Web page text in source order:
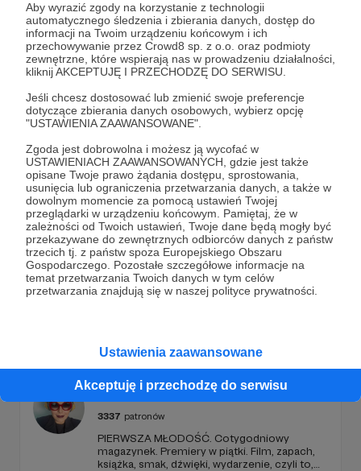
Aby wyrazić zgody na korzystanie z technologii
automatycznego śledzenia i zbierania danych, dostęp do
informacji na Twoim urządzeniu końcowym i ich
przechowywanie przez Crowd8 sp. z o.o. oraz podmioty
zewnętrzne, które wspierają nas w prowadzeniu działalności,
kliknij AKCEPTUJĘ I PRZECHODZĘ DO SERWISU.
Jeśli chcesz dostosować lub zmienić swoje preferencje
dotyczące zbierania danych osobowych, wybierz opcję
"USTAWIENIA ZAAWANSOWANE".
Zgoda jest dobrowolna i możesz ją wycofać w
USTAWIENIACH ZAAWANSOWANYCH, gdzie jest także
opisane Twoje prawo żądania dostępu, sprostowania,
usunięcia lub ograniczenia przetwarzania danych, a także w
dowolnym momencie za pomocą ustawień Twojej
przeglądarki w urządzeniu końcowym. Pamiętaj, że w
zależności od Twoich ustawień, Twoje dane będą mogły być
przekazywane do zewnętrznych odbiorców danych z państw
trzecich tj. z państw spoza Europejskiego Obszaru
Gospodarczego. Pozostałe szczegółowe informacje na
temat przetwarzania Twoich danych w tym celów
przetwarzania znajdują się w naszej polityce prywatności.
Ustawienia zaawansowane
Akceptuję i przechodzę do serwisu
Wesprzyj działalność AutoraTROPEM WAJRAKA
teraz!
Zostań Patronem
Promowani autorzy
Podcastex
629 patronów 22844 zł miesięcznie
Niekoniecznie nostalgiczny podcast o latach
"Popland"). Wizuale i muzyka: Michał
Tadeusz Drozda.
Karolina Korwin Piotrowska
3337 patronów
PIERWSZA MŁODOŚĆ. Cotygodniowy
magazynek. Premiery w piątki. Film, zapach,
książka, smak, dźwięki, wydarzenie, czyli to,